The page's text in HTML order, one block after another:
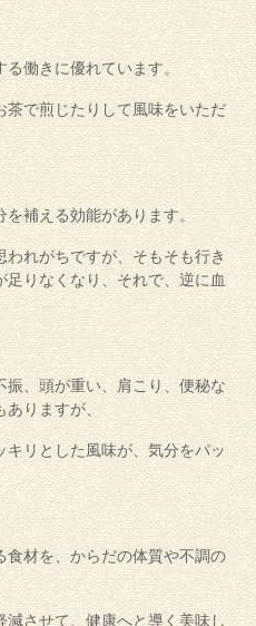
る働きに優れています。
で煎じたりして風味をいただ
補える効能があります。
われがちですが、そもそも行き
りなくなり、それで、逆に血
、頭が重い、肩こり、便秘な
ありますが、
リとした風味が、気分をパッ
材を、からだの体質や不調の
させて、健康へと導く美味し